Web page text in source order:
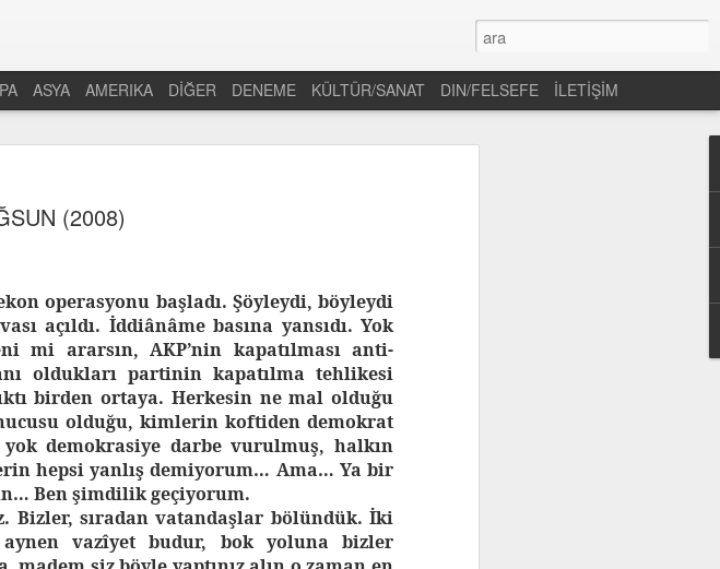
(2008)
operasyonu başladı. Şöyleydi, böyleydi
açıldı. İddiânâme basına yansıdı. Yok
mi ararsın, AKP’nin kapatılması anti-
oldukları partinin kapatılma tehlikesi
birden ortaya. Herkesin ne mal olduğu
olduğu, kimlerin koftiden demokrat
demokrasiye darbe vurulmuş, halkın
hepsi yanlış demiyorum… Ama… Ya bir
Ben şimdilik geçiyorum.
Bizler, sıradan vatandaşlar bölündük. İki
vazîyet budur, bok yoluna bizler
ASYA AMERIKA DİĞER DENEME KÜLTÜR/SANAT DIN/FELSEFE İLETİŞİM